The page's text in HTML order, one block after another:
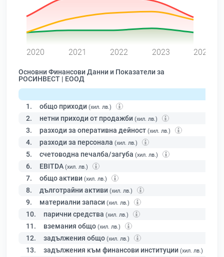
2020 2021 2022 2023 2024
Основни Финансови Данни и Показатели за
РОСИНВЕСТ | ЕООД
1. общо приходи (хил. лв.)
2. нетни приходи от продажби (хил. лв.)
3. разходи за оперативна дейност (хил. лв.)
4. разходи за персонала (хил. лв.)
5. счетоводна печалба/загуба (хил. лв.)
6. EBITDA (хил. лв.)
7. общо активи (хил. лв.)
8. дълготрайни активи (хил. лв.)
9. материални запаси (хил. лв.)
10. парични средства (хил. лв.)
11. вземания общо (хил. лв.)
12. задължения общо (хил. лв.)
13. задължения към финансови институции (хил. лв.)